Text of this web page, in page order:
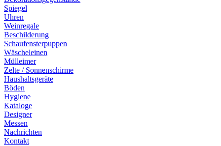
Spiegel
Uhren
Weinregale
Beschilderung
Schaufensterpuppen
Wäscheleinen
Mülleimer
Zelte / Sonnenschirme
Haushaltsgeräte
Böden
Hygiene
Kataloge
Designer
Messen
Nachrichten
Kontakt